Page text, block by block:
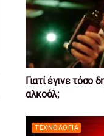
Γιατί έγινε τόσο
αλκοόλ;
ΤΕΧΝΟΛΟΓΊΑ